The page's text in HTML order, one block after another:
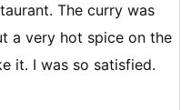
The curry was
a very hot spice on the
it. I was so satisfied.